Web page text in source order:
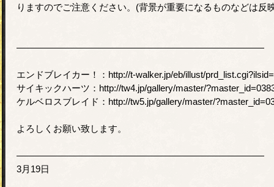
りますのでご注意ください。(背景が重要になるものなどは反
―――――――――――――――――――――――――――
エンドブレイカー！：http://t-walker.jp/eb/illust/
サイキックハーツ：http://tw4.jp/gallery/master/
ケルベロスブレイド：http://tw5.jp/gallery/master/
よろしくお願い致します。
―――――――――――――――――――――――――――
3月19日